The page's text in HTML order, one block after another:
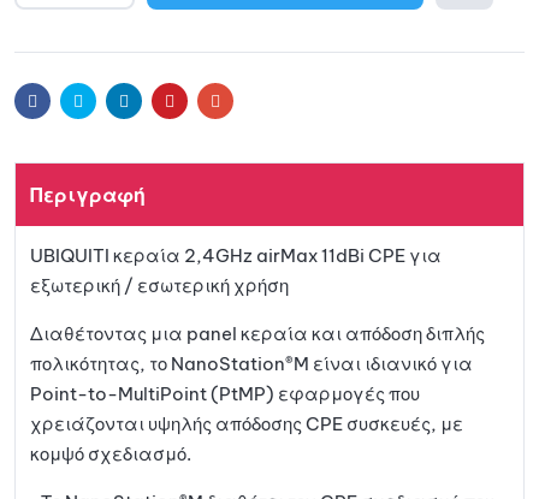
αγαπη
μένων
l
r
FacebookTwitter LinkedinPinterestEmail
Περιγραφή
UBIQUITI κεραία 2,4GHz airMax 11dBi CPE για
εξωτερική / εσωτερική χρήση
Διαθέτοντας μια panel κεραία και απόδοση διπλής
πολικότητας, το NanoStation®M είναι ιδιανικό για
Point-to-MultiPoint (PtMP) εφαρμογές που
χρειάζονται υψηλής απόδοσης CPE συσκευές, με
κομψό σχεδιασμό.